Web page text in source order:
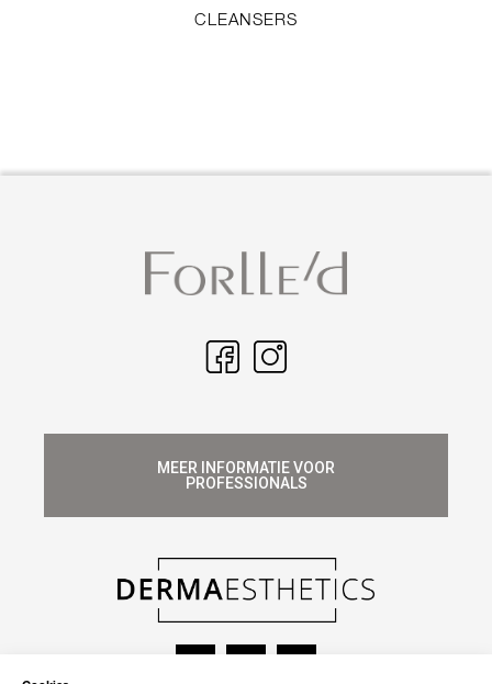
MEER INFORMATIE VOOR
PROFESSIONALS